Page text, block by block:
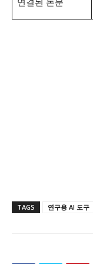
TAGS 연구용 AI 도구